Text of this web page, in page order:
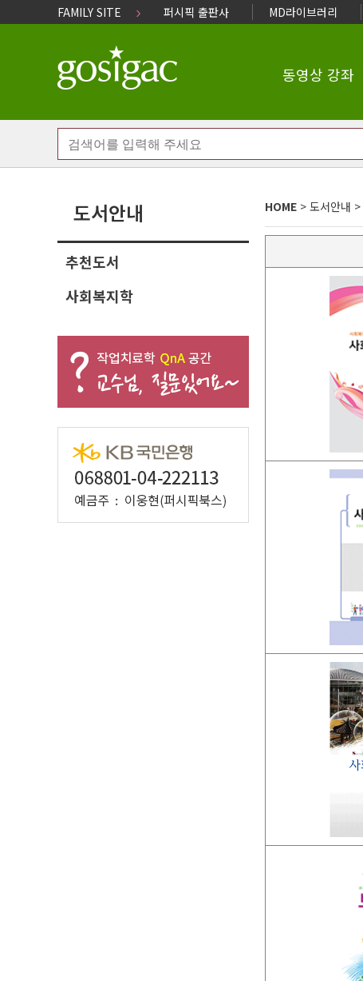
FAMILY SITE 퍼시픽 출판사 MD라이브러리
동영상 강좌
도서안내
추천도서
사회복지학
HOME > 도서안내 >